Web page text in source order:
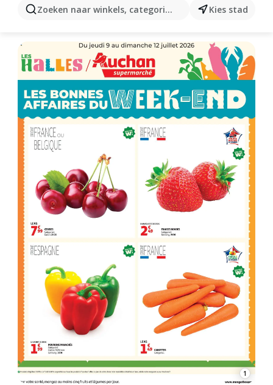
Zoeken naar winkels, categorieën, producten...
Kies stad
1